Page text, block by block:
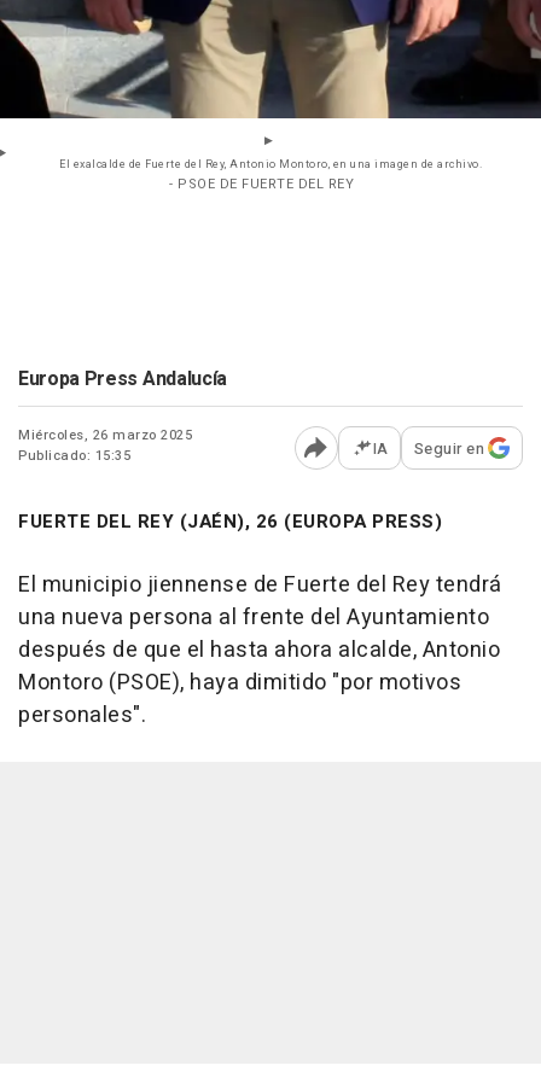
El exalcalde de Fuerte del Rey, Antonio Montoro, en una imagen de archivo.
- PSOE DE FUERTE DEL REY
Europa Press Andalucía
Miércoles, 26 marzo 2025
Publicado: 15:35
Abrir opciones para
IA Seguir en
FUERTE DEL REY (JAÉN), 26 (EUROPA PRESS)
El municipio jiennense de Fuerte del Rey tendrá
una nueva persona al frente del Ayuntamiento
después de que el hasta ahora alcalde, Antonio
Montoro (PSOE), haya dimitido "por motivos
personales".